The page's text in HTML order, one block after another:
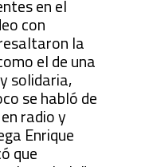
en el
con
la
el de una
solidaria,
se habló de
radio y
Enrique
que